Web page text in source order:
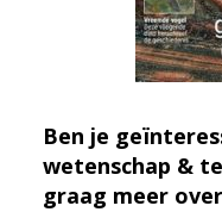
Ben je
wetenschap &
graag meer